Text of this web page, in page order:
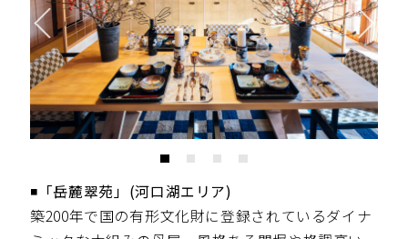
◾️「岳麓翠苑」(河口湖エリア)
築200年で国の有形文化財に登録されているダイナ